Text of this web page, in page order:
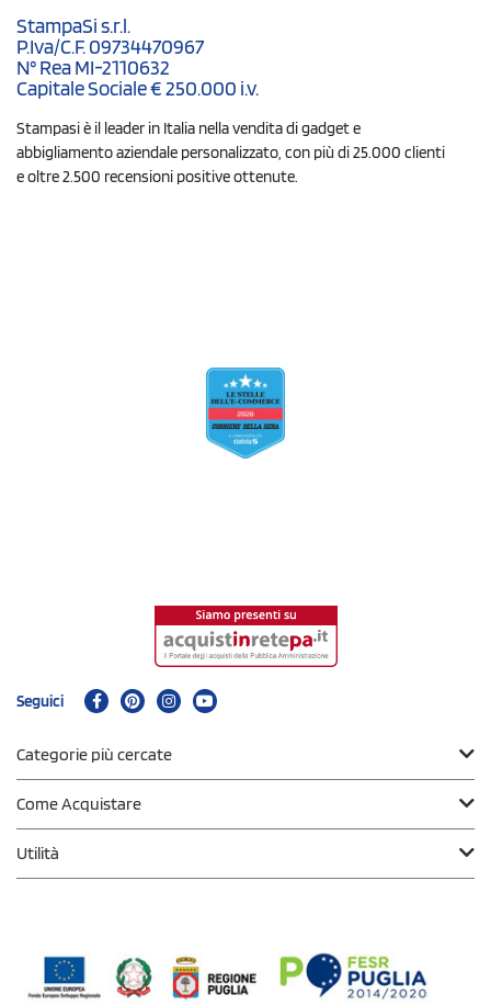
StampaSi s.r.l.
P.Iva/C.F. 09734470967
N° Rea MI-2110632
Capitale Sociale € 250.000 i.v.
Stampasi è il leader in Italia nella vendita di gadget e
abbigliamento aziendale personalizzato, con più di 25.000 clienti
e oltre 2.500 recensioni positive ottenute.
Seguici
Categorie più cercate
Come Acquistare
Utilità